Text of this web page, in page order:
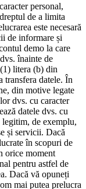
personal,
de a limita
este necesară
de informare și
demo la care
înainte de
litera (b) din
transfera datele. În
din motive legate
dvs. cu caracter
datele dvs. cu
legitim, de exemplu,
și servicii. Dacă
în scopuri de
orice moment
pentru astfel de
Dacă vă opuneți
mai putea prelucra